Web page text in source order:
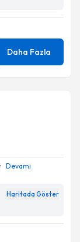
Daha Fazla
Devamı
Haritada Göster